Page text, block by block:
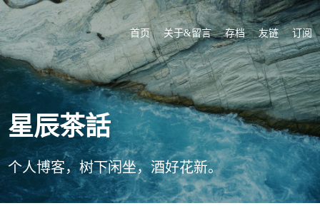
首页 关于&留言 存档 友链 订阅
星辰茶話
个人博客，树下闲坐，酒好花新。